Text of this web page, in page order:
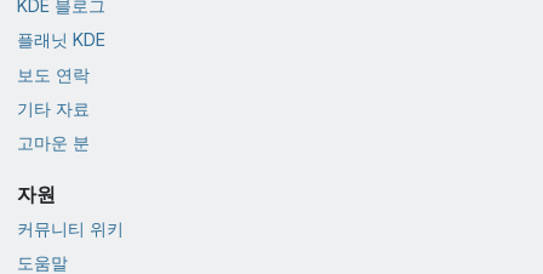
KDE 블로그
플래닛 KDE
보도 연락
기타 자료
고마운 분
자원
커뮤니티 위키
도움말